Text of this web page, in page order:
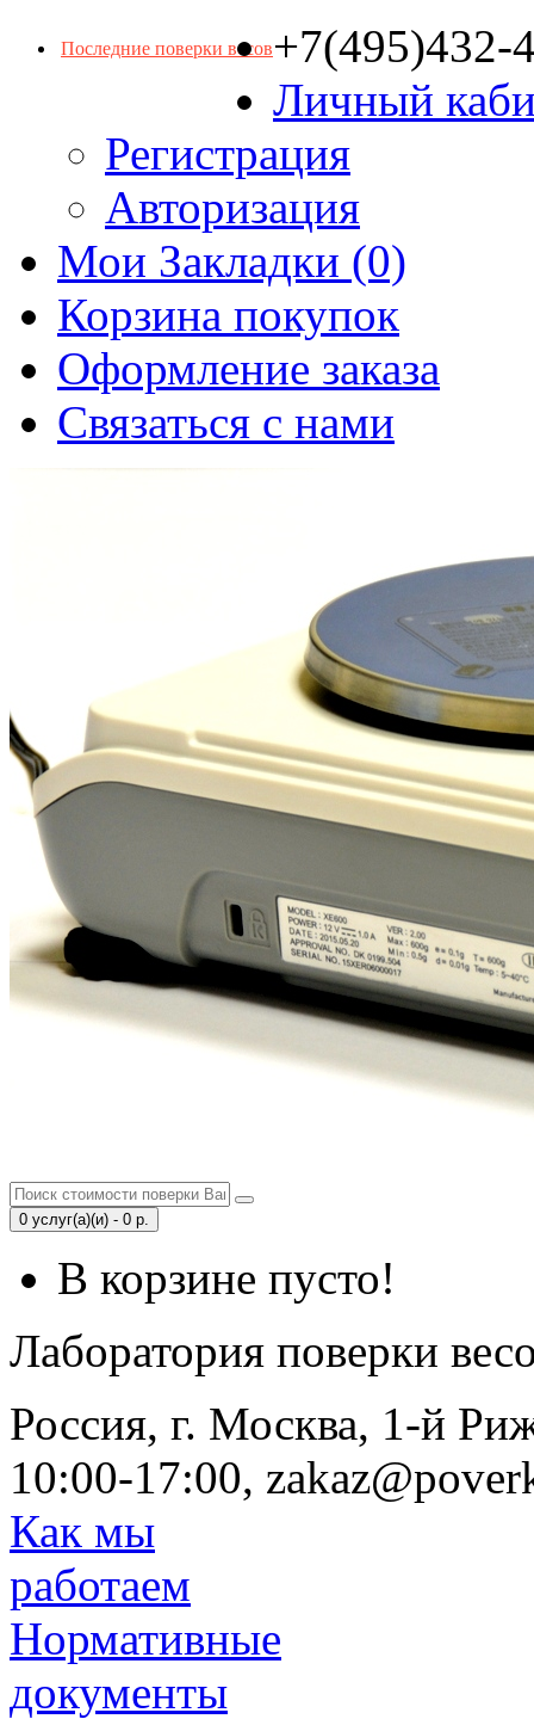
Последние поверки весов+7(495)432-
Личный
Регистрация
Авторизация
Мои Закладки (0)
Корзина покупок
Оформление заказа
Связаться с нами
0 услуг(а)(и) - 0 р.
В корзине пусто!
Лаборатория поверки
Россия, г. Москва, 1-й
10:00-17:00,
Как мы
работаем
Нормативные
документы